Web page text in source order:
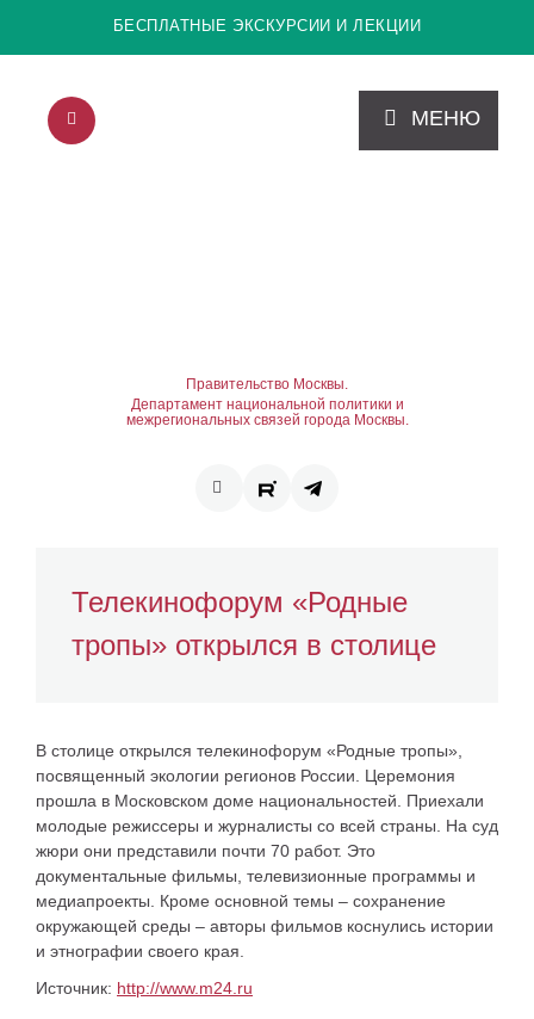
БЕСПЛАТНЫЕ ЭКСКУРСИИ И ЛЕКЦИИ
МЕНЮ
Правительство Москвы.
Департамент национальной политики и
межрегиональных связей города Москвы.
Телекинофорум «Родные
тропы» открылся в столице
В столице открылся телекинофорум «Родные тропы»,
посвященный экологии регионов России. Церемония
прошла в Московском доме национальностей. Приехали
молодые режиссеры и журналисты со всей страны. На суд
жюри они представили почти 70 работ. Это
документальные фильмы, телевизионные программы и
медиапроекты. Кроме основной темы – сохранение
окружающей среды – авторы фильмов коснулись истории
и этнографии своего края.
Источник: http://www.m24.ru